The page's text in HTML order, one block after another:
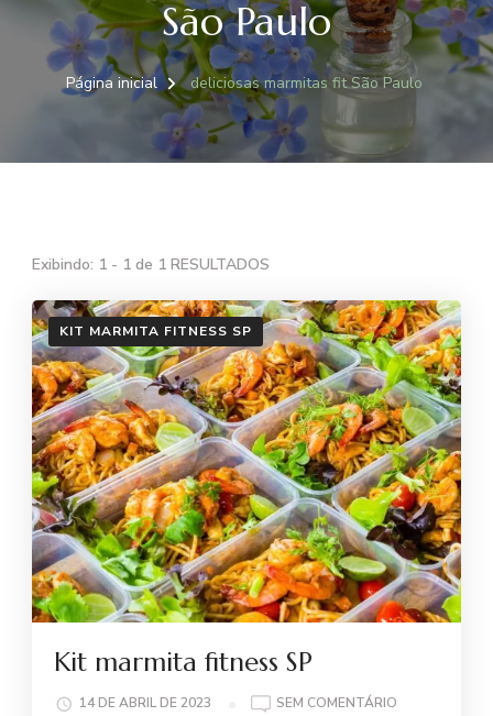
São Paulo
Página inicial deliciosas marmitas fit São Paulo
Exibindo: 1 - 1 de 1 RESULTADOS
KIT MARMITA FITNESS SP
Kit marmita fitness SP
14 DE ABRIL DE 2023 SEM COMENTÁRIO